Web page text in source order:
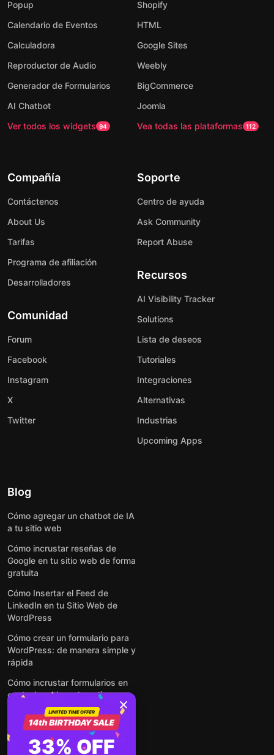
Popup
Calendario de Eventos
Calculadora
Reproductor de Audio
Generador de Formularios
AI Chatbot
Ver todos los widgets 94
Shopify
HTML
Google Sites
Weebly
BigCommerce
Joomla
Vea todas las plataformas 112
Compañía
Contáctenos
About Us
Tarifas
Programa de afiliación
Desarrolladores
Comunidad
Forum
Facebook
Instagram
X
Twitter
Soporte
Centro de ayuda
Ask Community
Report Abuse
Recursos
AI Visibility Tracker
Solutions
Lista de deseos
Tutoriales
Integraciones
Alternativas
Industrias
Upcoming Apps
Blog
Cómo agregar un chatbot de IA
a tu sitio web
Cómo incrustar reseñas de
Google en tu sitio web de forma
gratuita
Cómo Insertar el Feed de
LinkedIn en tu Sitio Web de
WordPress
Cómo crear un formulario para
WordPress: de manera simple y
rápida
Cómo incrustar formularios en
cualquier sitio web en línea y
Ver todas las entradas
33% OFF